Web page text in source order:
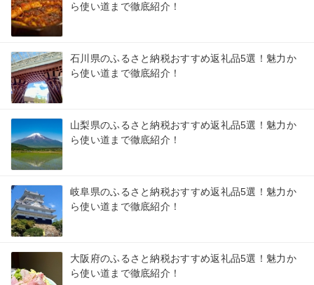
ら使い道まで徹底紹介！
石川県のふるさと納税おすすめ返礼品5選！魅力か
ら使い道まで徹底紹介！
山梨県のふるさと納税おすすめ返礼品5選！魅力か
ら使い道まで徹底紹介！
岐阜県のふるさと納税おすすめ返礼品5選！魅力か
ら使い道まで徹底紹介！
大阪府のふるさと納税おすすめ返礼品5選！魅力か
ら使い道まで徹底紹介！